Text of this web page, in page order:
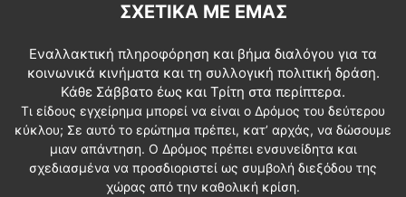
ΣΧΕΤΙΚΆ ΜΕ ΕΜΆΣ
Εναλλακτική πληροφόρηση και βήμα διαλόγου για τα
κοινωνικά κινήματα και τη συλλογική πολιτική δράση.
Κάθε Σάββατο έως και Τρίτη στα περίπτερα.
Τι είδους εγχείρημα μπορεί να είναι ο Δρόμος του δεύτερου
κύκλου; Σε αυτό το ερώτημα πρέπει, κατ’ αρχάς, να δώσουμε
μιαν απάντηση. Ο Δρόμος πρέπει ενσυνείδητα και
σχεδιασμένα να προσδιοριστεί ως συμβολή διεξόδου της
χώρας από την καθολική κρίση.